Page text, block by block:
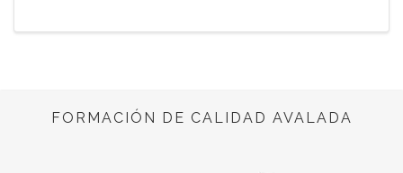
FORMACIÓN DE CALIDAD AVALADA